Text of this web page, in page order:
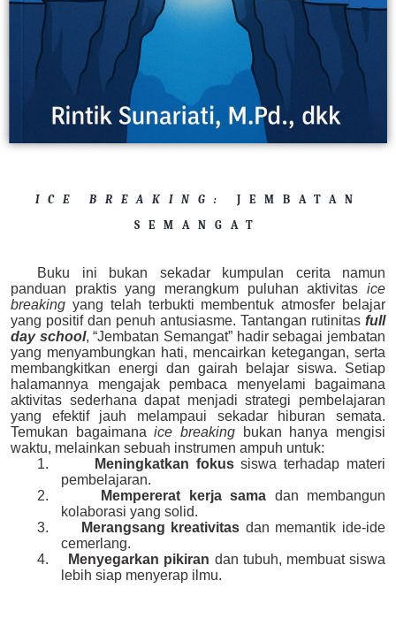
ICE BREAKING: JEMBATAN
SEMANGAT
Buku ini bukan sekadar kumpulan cerita namun
panduan praktis yang merangkum puluhan aktivitas ice
breaking yang telah terbukti membentuk atmosfer belajar
yang positif dan penuh antusiasme. Tantangan rutinitas full
day school, “Jembatan Semangat” hadir sebagai jembatan
yang menyambungkan hati, mencairkan ketegangan, serta
membangkitkan energi dan gairah belajar siswa. Setiap
halamannya mengajak pembaca menyelami bagaimana
aktivitas sederhana dapat menjadi strategi pembelajaran
yang efektif jauh melampaui sekadar hiburan semata.
Temukan bagaimanaice breaking bukan hanya mengisi
waktu, melainkan sebuah instrumen ampuh untuk:
1.
Meningkatkan fokussiswa terhadap materi
pembelajaran.
2.
Mempererat kerja sama dan membangun
kolaborasi yang solid.
3.
Merangsang kreativitas dan memantik ide-ide
cemerlang.
4.
Menyegarkan pikiran dan tubuh, membuat siswa
lebih siap menyerap ilmu.